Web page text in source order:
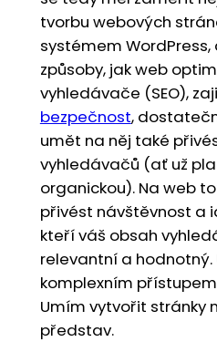
tvorbu webových
systémem
způsoby, jak web
vyhledávače (SEO),
bezpečnost,
umět na něj také
vyhledávačů (ať už
organickou). Na web
přivést návštěvnost a
kteří váš obsah
relevantní a
komplexním
Umím vytvořit stránky
představ.